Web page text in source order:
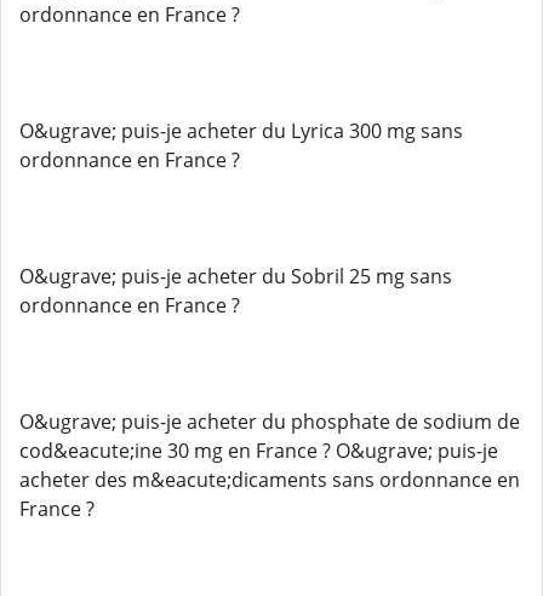
ordonnance en France ?
O&ugrave; puis-je acheter du Lyrica 300 mg sans
ordonnance en France ?
O&ugrave; puis-je acheter du Sobril 25 mg sans
ordonnance en France ?
O&ugrave; puis-je acheter du phosphate de sodium de
cod&eacute;ine 30 mg en France ? O&ugrave; puis-je
acheter des m&eacute;dicaments sans ordonnance en
France ?